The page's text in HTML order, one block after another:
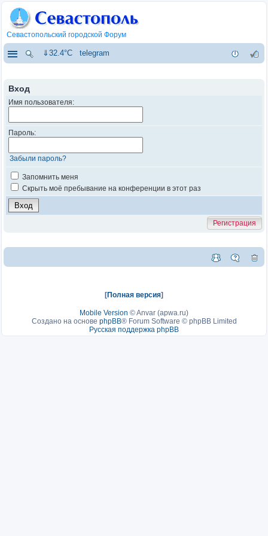
Севастопольский городской Форум
⇓32.4°C telegram
Вход
Имя пользователя:
Пароль:
Забыли пароль?
Запомнить меня
Скрыть моё пребывание на конференции в этот раз
Регистрация
[Полная версия]
Mobile Version ©Anvar (apwa.ru)
Создано на основе phpBB® Forum Software © phpBB Limited
Русская поддержка phpBB